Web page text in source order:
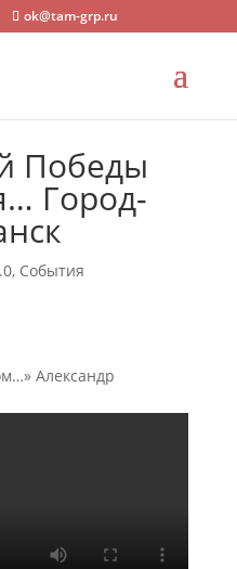
ok@tam-grp.ru
Победы
Город-
, События
Александр